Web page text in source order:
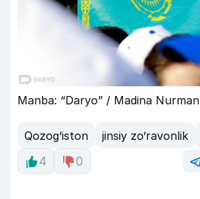
Manba: “Daryo” / Madina Nurman
Qozog‘iston jinsiy zo‘ravonlik
4
0